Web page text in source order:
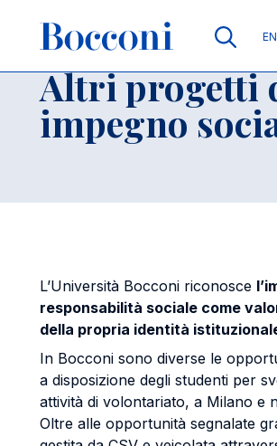
EN
Briciole di pane
Altri progetti
impegno
L’Università Bocconi riconosce
responsabilità sociale come
della propria identità
In Bocconi sono diverse le
a disposizione degli studenti per
attività di volontariato, a Milano e
Oltre alle opportunità segnalate